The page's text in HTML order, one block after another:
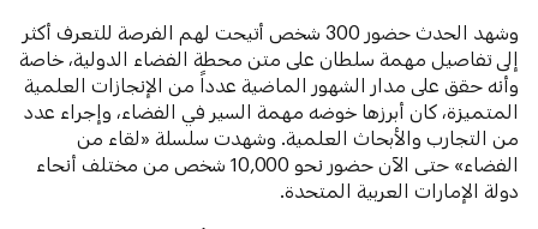
وشهد الحدث حضور 300 شخص أتيحت لهم الفرصة للتعرف أكثر
إلى تفاصيل مهمة سلطان على متن محطة الفضاء الدولية، خاصة
وأنه حقق على مدار الشهور الماضية عدداً من الإنجازات العلمية
المتميزة، كان أبرزها خوضه مهمة السير في الفضاء، وإجراء عدد
من التجارب والأبحاث العلمية. وشهدت سلسلة «لقاء من
الفضاء» حتى الآن حضور نحو 10,000 شخص من مختلف أنحاء
دولة الإمارات العربية المتحدة.